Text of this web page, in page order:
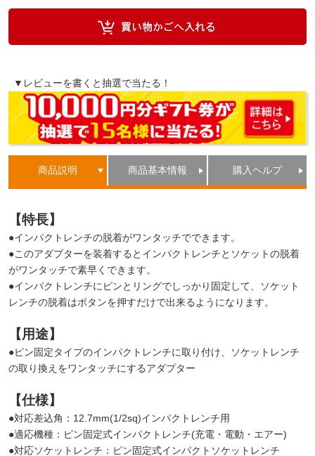
▼レビューを書くと抽選で当たる！
商品説明 商品基本情報 購入ヘルプ
【特長】
●インパクトレンチの脱着がワンタッチでできます。
●このアダプターを装着するとインパクトレンチとソケットの脱着
がワンタッチで素早くできます。
●インパクトレンチにピンとリングでしっかり固定して、ソケット
レンチの脱着はボタンを押すだけで出来るようになります。
【用途】
●ピン固定タイプのインパクトレンチに取り付け、ソケットレンチ
の取り換えをワンタッチにするアダプター
【仕様】
●対応差込角：12.7mm(1/2sq)インパクトレンチ用
●適応機種：ピン固定式インパクトレンチ(充電・電動・エアー)
●対応ソケットレンチ：ピン固定式インパクトソケットレンチ